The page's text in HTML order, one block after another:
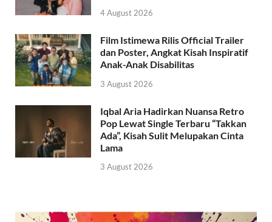
4 August 2026
Film Istimewa Rilis Official Trailer
dan Poster, Angkat Kisah Inspiratif
Anak-Anak Disabilitas
3 August 2026
Iqbal Aria Hadirkan Nuansa Retro
Pop Lewat Single Terbaru “Takkan
Ada”, Kisah Sulit Melupakan Cinta
Lama
3 August 2026